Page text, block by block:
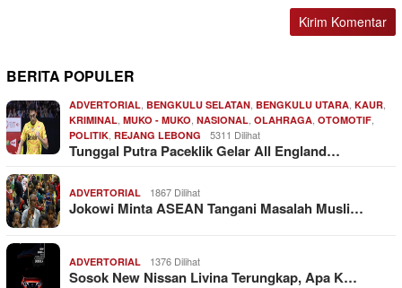
BERITA POPULER
ADVERTORIAL BENGKULU SELATAN BENGKULU UTARA KAUR
KRIMINAL MUKO - MUKO NASIONAL OLAHRAGA OTOMOTIF
POLITIK REJANG LEBONG 5311 Dilihat
Tunggal Putra Paceklik Gelar All England…
ADVERTORIAL 1867 Dilihat
Jokowi Minta ASEAN Tangani Masalah Musli…
ADVERTORIAL 1376 Dilihat
Sosok New Nissan Livina Terungkap, Apa K…